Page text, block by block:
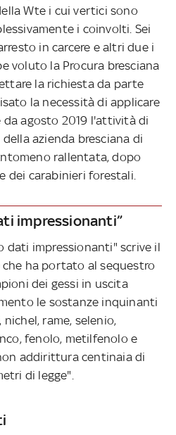
Wte i cui vertici sono
i coinvolti. Sei
in carcere e altri due i
voluto la Procura bresciana
la richiesta da parte
la necessità di applicare
da agosto 2019 l'attività di
azienda bresciana di
rallentata, dopo
dei carabinieri forestali.
impressionanti”
dati impressionanti" scrive il
ha portato al sequestro
dei gessi in uscita
le sostanze inquinanti
rame, selenio,
fenolo, metilfenolo e
addirittura centinaia di
di legge".